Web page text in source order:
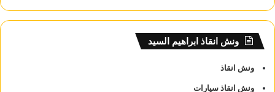
ونش انقاذ ابراهيم السيد
ونش انقاذ
ونش انقاذ سيارات